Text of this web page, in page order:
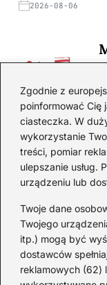
Zgodnie z
poinformować Cię
ciasteczka. W
wykorzystanie
treści, pomiar
ulepszanie usług.
urządzeniu lub
Twoje dane
Twojego
itp.) mogą być
dostawców
reklamowych (62)
2026-08-06